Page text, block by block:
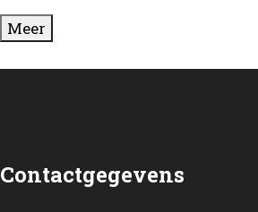
Meer
Contactgegevens